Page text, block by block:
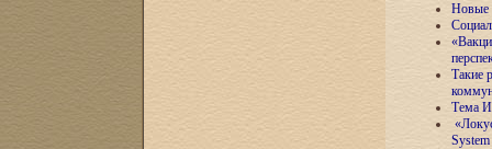
Новые
Такие
Тема